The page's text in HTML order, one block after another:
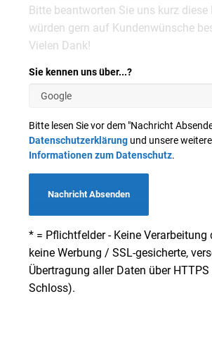
Bitte beantworten Sie uns kurz diese
würden gern auf Kundenwünsche
Vielen Dank!
Sie kennen uns über...?
Bitte lesen Sie vor dem "Nachricht
Datenschutzerklärung und unsere
Informationen zum Datenschutz.
Nachricht Absenden
* = Pflichtfelder - Keine Verarbeitung
keine Werbung / SSL-gesicherte,
Übertragung aller Daten über
Schloss).